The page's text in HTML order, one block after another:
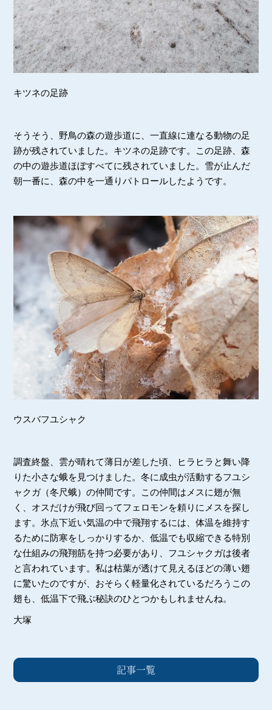
キツネの足跡
そうそう、野鳥の森の遊歩道に、一直線に連なる動物の足
跡が残されていました。キツネの足跡です。この足跡、森
の中の遊歩道ほぼすべてに残されていました。雪が止んだ
朝一番に、森の中を一通りパトロールしたようです。
ウスバフユシャク
調査終盤、雲が晴れて薄日が差した頃、ヒラヒラと舞い降
りた小さな蛾を見つけました。冬に成虫が活動するフユシ
ャクガ（冬尺蛾）の仲間です。この仲間はメスに翅が無
く、オスだけが飛び回ってフェロモンを頼りにメスを探し
ます。氷点下近い気温の中で飛翔するには、体温を維持す
るために防寒をしっかりするか、低温でも収縮できる特別
な仕組みの飛翔筋を持つ必要があり、フユシャクガは後者
と言われています。私は枯葉が透けて見えるほどの薄い翅
に驚いたのですが、おそらく軽量化されているだろうこの
翅も、低温下で飛ぶ秘訣のひとつかもしれませんね。
大塚
記事一覧